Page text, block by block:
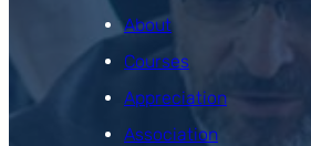
About
Courses
Appreciation
Association